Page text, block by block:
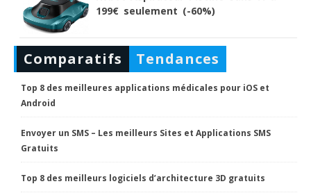
199€ seulement (-60%)
Comparatifs Tendances
Top 8 des meilleures applications médicales pour iOS et
Android
Envoyer un SMS – Les meilleurs Sites et Applications SMS
Gratuits
Top 8 des meilleurs logiciels d’architecture 3D gratuits